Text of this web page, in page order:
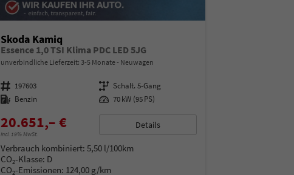
Skoda Kamiq
Essence 1,0 TSI Klima PDC LED 5JG
unverbindliche Lieferzeit: 3-5 Monate Neuwagen
Fahrzeugnummer 197603 Getriebe Schalt. 5-Gang
Kraftstoff Benzin Leistung 70 kW (95 PS)
20.651,– €
incl. 19% MwSt.
Details
Verbrauch kombiniert:5,50 l/100km
CO2-Klasse: D
CO2-Emissionen: 124,00 g/km